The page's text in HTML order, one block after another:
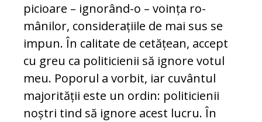
picioare – ignorând-o – voința ro­
mânilor, considerațiile de mai sus se
im­pun. În calitate de cetățean, accept
cu greu ca politicienii să ignore votul
meu. Po­porul a vorbit, iar cuvântul
majorității este un ordin: politicienii
noștri tind să ignore acest lucru. În